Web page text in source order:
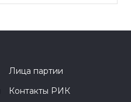
Лица партии
Контакты РИК